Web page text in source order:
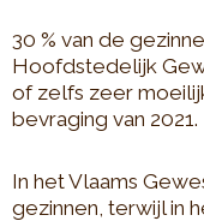
30 % van de
Hoofdstedelijk
of zelfs zeer
bevraging van 2021.
In het Vlaams
gezinnen, terwijl in